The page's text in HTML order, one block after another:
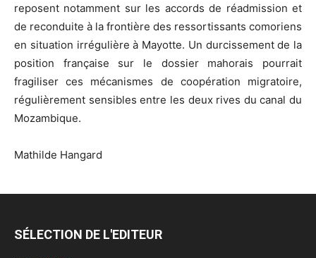
reposent notamment sur les accords de réadmission et
de reconduite à la frontière des ressortissants comoriens
en situation irrégulière à Mayotte. Un durcissement de la
position française sur le dossier mahorais pourrait
fragiliser ces mécanismes de coopération migratoire,
régulièrement sensibles entre les deux rives du canal du
Mozambique.
Mathilde Hangard
SÉLECTION DE L'EDITEUR